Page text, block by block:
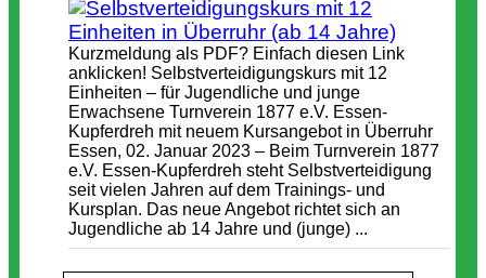
Kurzmeldung als PDF? Einfach diesen Link
anklicken! Selbstverteidigungskurs mit 12
Einheiten – für Jugendliche und junge
Erwachsene Turnverein 1877 e.V. Essen-
Kupferdreh mit neuem Kursangebot in Überruhr
Essen, 02. Januar 2023 – Beim Turnverein 1877
e.V. Essen-Kupferdreh steht Selbstverteidigung
seit vielen Jahren auf dem Trainings- und
Kursplan. Das neue Angebot richtet sich an
Jugendliche ab 14 Jahre und (junge) ...